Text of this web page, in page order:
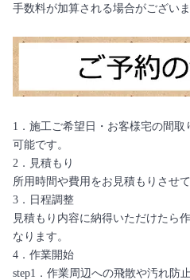
手数料が加算される場合がございま
1．施工ご希望日・お客様宅の間
可能です。
2．見積もり
所用時間や費用をお見積もりさせて
3．日程調整
見積もり内容に納得いただけたら
なります。
4．作業開始
step1．作業周辺への飛散や汚れ防